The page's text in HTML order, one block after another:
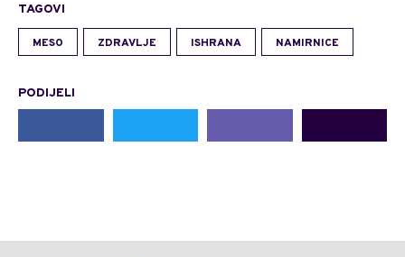
TAGOVI
MESO ZDRAVLJE ISHRANA NAMIRNICE
PODIJELI